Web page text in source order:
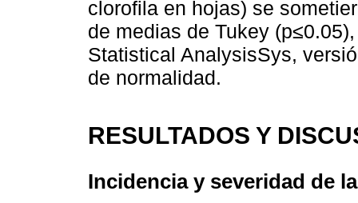
clorofila en hojas) se
de medias de Tukey
Statistical AnalysisSys,
de normalidad.
RESULTADOS Y
Incidencia y severidad de